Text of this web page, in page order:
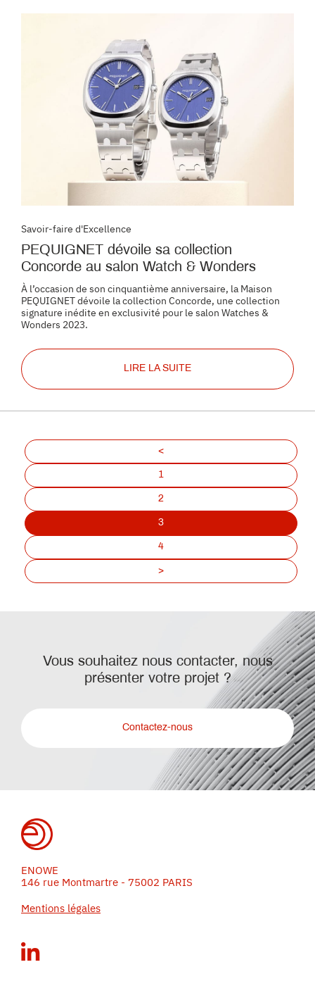
Savoir-faire d'Excellence
PEQUIGNET dévoile sa collection
Concorde au salon Watch & Wonders
À l’occasion de son cinquantième anniversaire, la Maison
PEQUIGNET dévoile la collection Concorde, une collection
signature inédite en exclusivité pour le salon Watches &
Wonders 2023.
LIRE LA SUITE
<
1
2
3
4
>
Vous souhaitez nous contacter, nous
présenter votre projet ?
Contactez-nous
ENOWE
146 rue Montmartre - 75002 PARIS
Mentions légales